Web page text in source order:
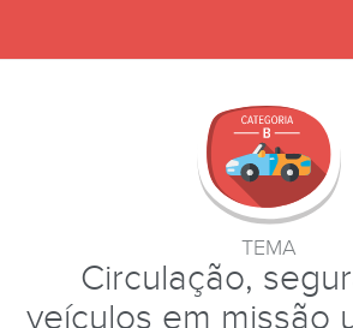
TEMA
Circulação,
veículos em missão